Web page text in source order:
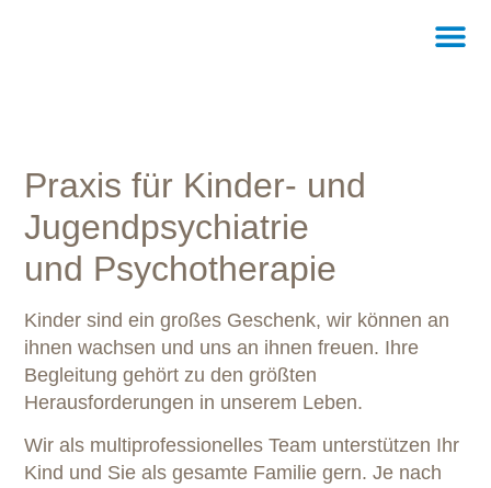
Praxis für Kinder- und
Jugend­psychiatrie
und Psychotherapie
Kinder sind ein großes Geschenk, wir können an
ihnen wachsen und uns an ihnen freuen. Ihre
Begleitung gehört zu den größten
Herausforderungen in unserem Leben.
Wir als multiprofessionelles Team unterstützen Ihr
Kind und Sie als gesamte Familie gern. Je nach